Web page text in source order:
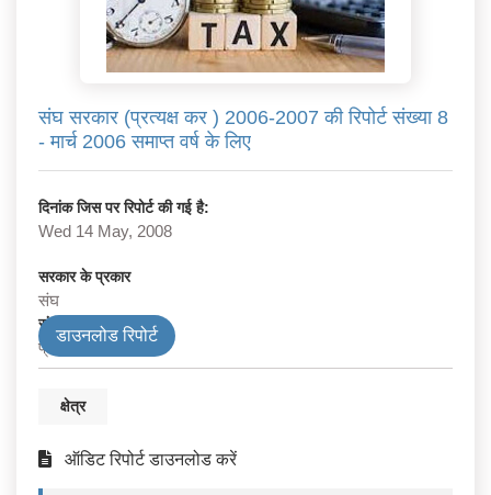
संघ सरकार (प्रत्यक्ष कर ) 2006-2007 की रिपोर्ट संख्या 8
- मार्च 2006 समाप्त वर्ष के लिए
दिनांक जिस पर रिपोर्ट की गई है:
Wed 14 May, 2008
सरकार के प्रकार
संघ
संघ विभाग
प्रत्यक्ष कर
डाउनलोड रिपोर्ट
क्षेत्र
ऑडिट रिपोर्ट डाउनलोड करें